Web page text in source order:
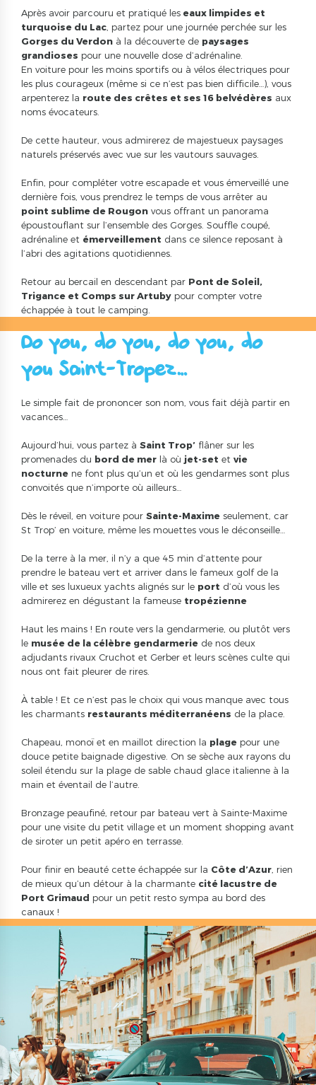
Après avoir parcouru et pratiqué les eaux limpides et
turquoise du Lac, partez pour une journée perchée sur les
Gorges du Verdon à la découverte de paysages
grandioses pour une nouvelle dose d’adrénaline.
En voiture pour les moins sportifs ou à vélos électriques pour
les plus courageux (même si ce n’est pas bien difficile…), vous
arpenterez la route des crêtes et ses 16 belvédères aux
noms évocateurs.
De cette hauteur, vous admirerez de majestueux paysages
naturels préservés avec vue sur les vautours sauvages.
Enfin, pour compléter votre escapade et vous émerveillé une
dernière fois, vous prendrez le temps de vous arrêter au
point sublime de Rougon vous offrant un panorama
époustouflant sur l’ensemble des Gorges. Souffle coupé,
adrénaline et émerveillement dans ce silence reposant à
l’abri des agitations quotidiennes.
Retour au bercail en descendant par Pont de Soleil,
Trigance et Comps sur Artuby pour compter votre
échappée à tout le camping.
Do you, do you, do you, do
you Saint-Tropez…!
Le simple fait de prononcer son nom, vous fait déjà partir en
vacances…
Aujourd’hui, vous partez à Saint Trop’ flâner sur les
promenades du bord de mer là où jet-set et vie
nocturne ne font plus qu’un et où les gendarmes sont plus
convoités que n’importe où ailleurs…
Dès le réveil, en voiture pour Sainte-Maxime seulement, car
St Trop’ en voiture, même les mouettes vous le déconseille…
De la terre à la mer, il n’y a que 45 min d’attente pour
prendre le bateau vert et arriver dans le fameux golf de la
ville et ses luxueux yachts alignés sur le port d’où vous les
admirerez en dégustant la fameuse tropézienne
Haut les mains ! En route vers la gendarmerie, ou plutôt vers
le musée de la célèbre gendarmerie de nos deux
adjudants rivaux Cruchot et Gerber et leurs scènes culte qui
nous ont fait pleurer de rires.
À table ! Et ce n’est pas le choix qui vous manque avec tous
les charmants restaurants méditerranéens de la place.
Chapeau, monoï et en maillot direction la plage pour une
douce petite baignade digestive. On se sèche aux rayons du
soleil étendu sur la plage de sable chaud glace italienne à la
main et éventail de l’autre.
Bronzage peaufiné, retour par bateau vert à Sainte-Maxime
pour une visite du petit village et un moment shopping avant
de siroter un petit apéro en terrasse.
Pour finir en beauté cette échappée sur la Côte d’Azur , rien
de mieux qu’un détour à la charmante cité lacustre de
Port Grimaud pour un petit resto sympa au bord des
canaux !